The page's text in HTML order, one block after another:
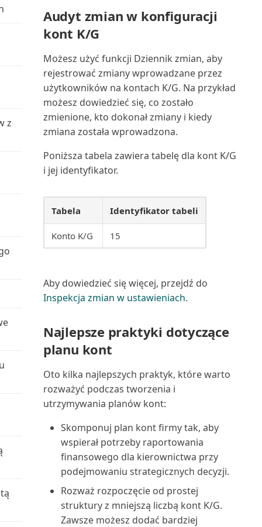
z
(raport)
Prognoza produkcji (raport)
Prognozowana wartość środka
trwałego (raport)
Prognozowana wartość
środków trwałych (raport E...
Projekt wg zapasów (raport)
Projekt: Wartości rzeczywiste
względem budżetu...
Przedmiot serwisu: Zużycie
zasobów (raport)
Przedmioty serwisu (raport)
Przedmioty serwisu bez
Przedpłacone zapisy kontraktu
(raport)
Płatności wstrzymane (raport)
Rachunek przepływów
pieniężnych (raport)
Rachunek zysków i strat (raport)
Audyt zmian w konfiguracji
kont K/G
Możesz użyć funkcji Dziennik zmian, aby
rejestrować zmiany wprowadzane przez
użytkowników na kontach K/G. Na przykład
możesz dowiedzieć się, co zostało
zmienione, kto dokonał zmiany i kiedy
zmiana została wprowadzona.
Poniższa tabela zawiera tabelę dla kont K/G
i jej identyfikator.
Tabela Identyfikator tabeli
Konto K/G 15
Aby dowiedzieć się więcej, przejdź do
Inspekcja zmian w ustawieniach.
Najlepsze praktyki dotyczące
planu kont
Oto kilka najlepszych praktyk, które warto
rozważyć podczas tworzenia i
utrzymywania planów kont:
Skomponuj plan kont firmy tak, aby
wspierał potrzeby raportowania
finansowego dla kierownictwa przy
podejmowaniu strategicznych decyzji.
Rozważ rozpoczęcie od prostej
struktury z mniejszą liczbą kont K/G.
Zawsze możesz dodać bardziej